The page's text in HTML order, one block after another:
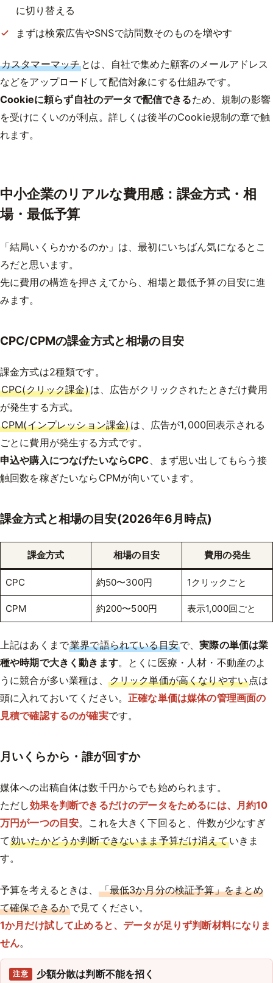
に切り替える
まずは検索広告やSNSで訪問数そのものを増やす
カスタマーマッチとは、自社で集めた顧客のメールアドレス
などをアップロードして配信対象にする仕組みです。
Cookieに頼らず自社のデータで配信できるため、規制の影響
を受けにくいのが利点。詳しくは後半のCookie規制の章で触
れます。
中小企業のリアルな費用感：課金方式・相
場・最低予算
「結局いくらかかるのか」は、最初にいちばん気になるとこ
ろだと思います。
先に費用の構造を押さえてから、相場と最低予算の目安に進
みます。
CPC/CPMの課金方式と相場の目安
課金方式は2種類です。
CPC(クリック課金)は、広告がクリックされたときだけ費用
が発生する方式。
CPM(インプレッション課金)は、広告が1,000回表示される
ごとに費用が発生する方式です。
申込や購入につなげたいならCPC、まず思い出してもらう接
触回数を稼ぎたいならCPMが向いています。
課金方式と相場の目安(2026年6月時点)
課金方式 相場の目安 費用の発生
CPC 約50〜300円 1クリックごと
CPM 約200〜500円 表示1,000回ごと
上記はあくまで業界で語られている目安で、実際の単価は業
種や時期で大きく動きます。とくに医療・人材・不動産のよ
うに競合が多い業種は、 クリック単価が高くなりやすい点は
頭に入れておいてください。 正確な単価は媒体の管理画面の
見積で確認するのが確実です。
月いくらから・誰が回すか
媒体への出稿自体は数千円からでも始められます。
ただし効果を判断できるだけのデータをためるには、月約10
万円が一つの目安。これを大きく下回ると、件数が少なすぎ
て効いたかどうか判断できないまま予算だけ消えていきま
す。
予算を考えるときは、 「最低3か月分の検証予算」をまとめ
て確保できるかで見てください。
1か月だけ試して止めると、データが足りず判断材料になりま
せん。
注意 少額分散は判断不能を招く